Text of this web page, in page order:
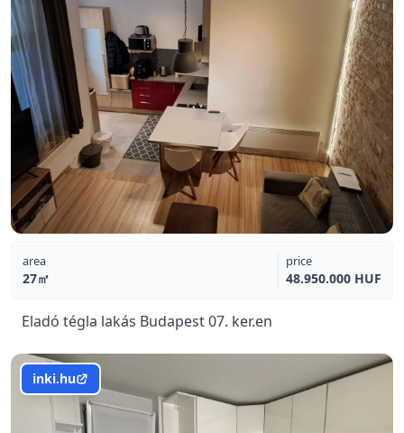
area
27㎡
price
48.950.000 HUF
Eladó tégla lakás Budapest 07. ker.en
inki.hu